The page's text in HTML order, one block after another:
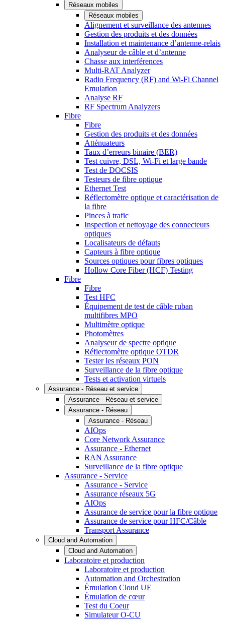
Réseaux mobiles
Réseaux mobiles
Alignement et surveillance des antennes
Gestion des produits et des données
Installation et maintenance d’antenne-relais
Analyseur de câble et d’antenne
Chasse aux interférences
Multi-RAT Analyzer
Radio Frequency (RF) and Wi-Fi Channel
Emulation
Analyse RF
RF Spectrum Analyzers
Fibre
Fibre
Gestion des produits et des données
Atténuateurs
Taux d’erreurs binaire (BER)
Test cuivre, DSL, Wi-Fi et large bande
Test de DOCSIS
Testeurs de fibre optique
Ethernet Test
Réflectomètre optique et caractérisation de
la fibre
Pinces à trafic
Inspection et nettoyage des connecteurs
optiques
Localisateurs de défauts
Capteurs à fibre optique
Sources optiques pour fibres optiques
Hollow Core Fiber (HCF) Testing
Fibre
Fibre
Test HFC
Équipement de test de câble ruban
multifibres MPO
Multimètre optique
Photomètres
Analyseur de spectre optique
Réflectomètre optique OTDR
Tester les réseaux PON
Surveillance de la fibre optique
Tests et activation virtuels
Assurance - Réseau et service
Assurance - Réseau et service
Assurance - Réseau
Assurance - Réseau
AIOps
Core Network Assurance
Assurance - Ethernet
RAN Assurance
Surveillance de la fibre optique
Assurance - Service
Assurance - Service
Assurance réseaux 5G
AIOps
Assurance de service pour la fibre optique
Assurance de service pour HFC/Câble
Transport Assurance
Cloud and Automation
Cloud and Automation
Laboratoire et production
Laboratoire et production
Automation and Orchestration
Émulation Cloud UE
Émulation de cœur
Test du Coeur
Simulateur O-CU